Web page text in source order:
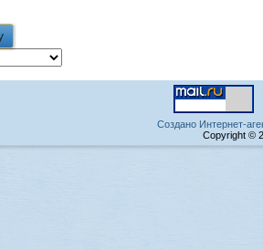
Создано Интернет-
Copyright ©